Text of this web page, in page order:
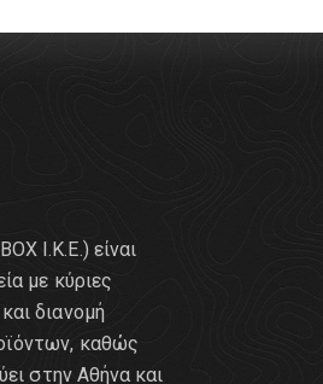
Ι.Κ.Ε.) είναι
με κύριες
διανομή
καθώς
στην Αθήνα και